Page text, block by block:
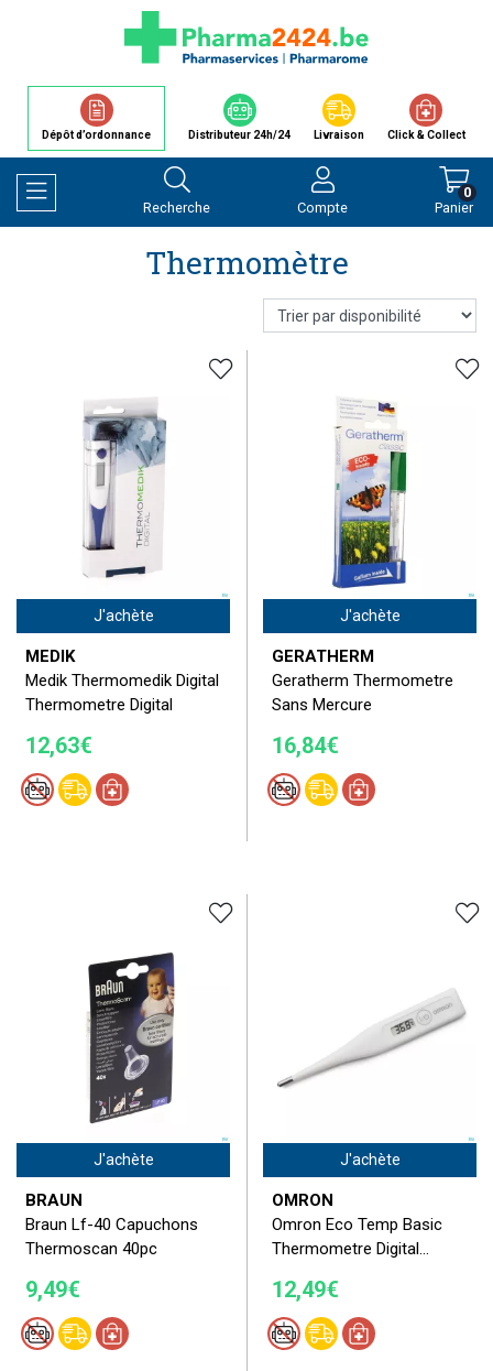
Dépôt d’ordonnance Distributeur 24h/24 Livraison Click & Collect
Afficher la navigation
Recherche Compte Panier
0
Thermomètre
J'achète
MEDIK
Medik Thermomedik Digital
Thermometre Digital
12,63€
J'achète
GERATHERM
Geratherm Thermometre
Sans Mercure
16,84€
J'achète
BRAUN
Braun Lf-40 Capuchons
Thermoscan 40pc
9,49€
J'achète
OMRON
Omron Eco Temp Basic
Thermometre Digital...
12,49€